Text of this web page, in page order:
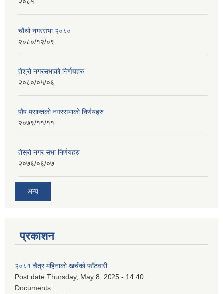
चौथो नगरसभा २०८०
२०८०/१२/०९
तेश्रो नगरसभाको निर्णयहरु
२०८०/०५/०६
पाैष मसान्तको नगरसभाको निर्णयहरु
२०७९/११/११
तेस्रो नगर सभा निर्णयहरु
२०७६/०६/०७
अन्य
प्रकाशन
२०८१ चैत्र महिनाको खर्चको फाँटवारी
Post date Thursday, May 8, 2025 - 14:40
Documents: